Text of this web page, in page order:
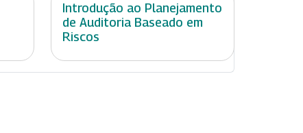
Introdução ao Planejamento
de Auditoria Baseado em
Riscos